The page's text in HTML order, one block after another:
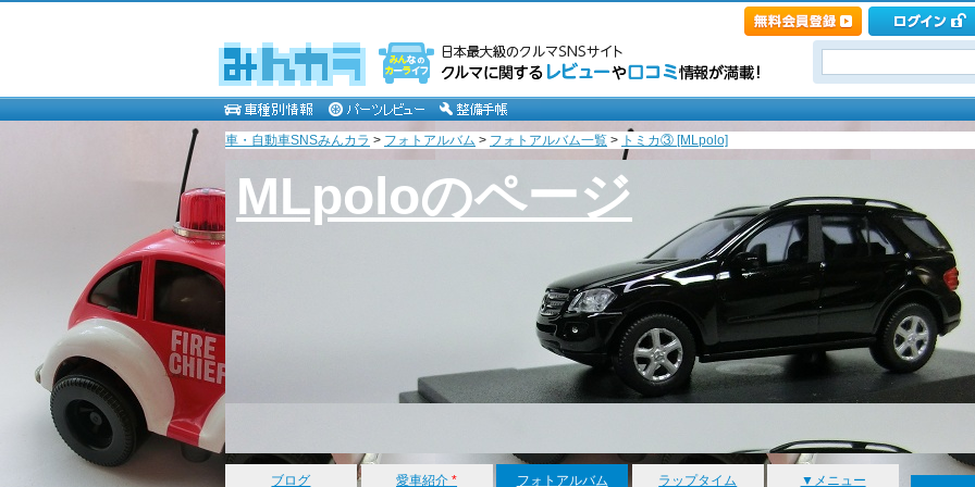
車・自動車SNSみんカラ > フォトアルバム > フォトアルバム一覧 > トミカ③ [MLpolo]
MLpoloのページ
ブログ 愛車紹介 * フォトアルバム ラップタイム ▼メニュー